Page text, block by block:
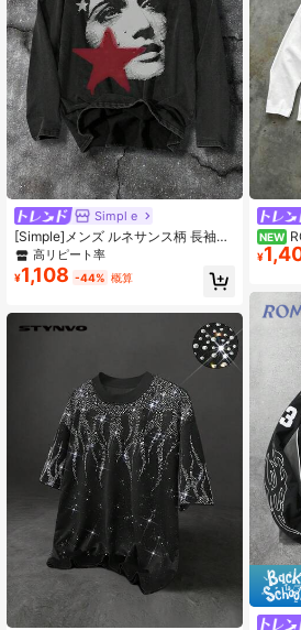
Simpl e
[Simple]メンズ ルネサンス柄 長袖T
シャツ - 快適なクルーネック トップ
ス、オールシーズンカジュアルウェ
ア、スタイリッシュなストリートウ
高リピート率
¥1,108 -44% 概算
NEW
ズ ゴ
ート
¥